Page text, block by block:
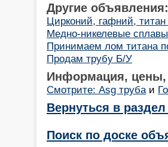
Другие объявления:
Цирконий, гафний,
Медно-никелевые
Принимаем лом титана
Продам трубу Б/У
Информация, цены,
Смотрите: Asg труба и
Вернуться в
Поиск по доске